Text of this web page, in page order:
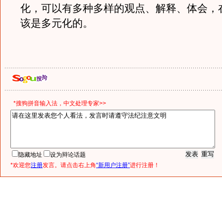
化，可以有多种多样的观点、解释、体会，
该是多元化的。
*搜狗拼音输入法，中文处理专家>>
隐藏地址
设为辩论话题
*欢迎您注册发言。请点击右上角“新用户注册”进行注册！